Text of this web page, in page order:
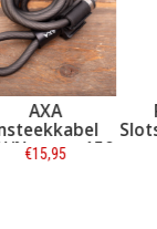
Pro-tect
Slotspray 100 ml
€7,95